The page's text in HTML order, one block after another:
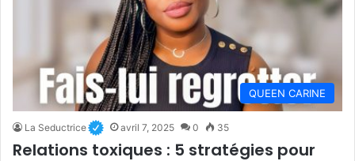
QUEEN CARINE
La Seductrice avril 7, 2025 0 35
Relations toxiques : 5 stratégies pour